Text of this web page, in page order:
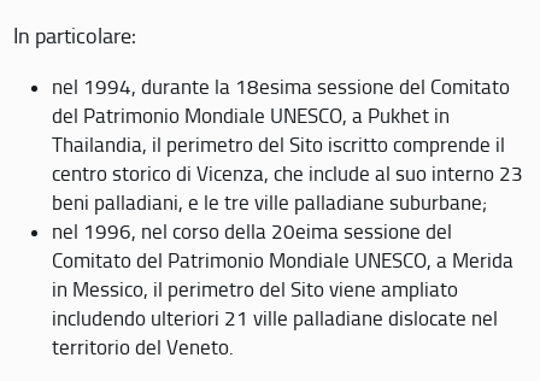
In particolare:
nel 1994, durante la 18esima sessione del Comitato
del Patrimonio Mondiale UNESCO, a Pukhet in
Thailandia, il perimetro del Sito iscritto comprende il
centro storico di Vicenza, che include al suo interno 23
beni palladiani, e le tre ville palladiane suburbane;
nel 1996, nel corso della 20eima sessione del
Comitato del Patrimonio Mondiale UNESCO, a Merida
in Messico, il perimetro del Sito viene ampliato
includendo ulteriori 21 ville palladiane dislocate nel
territorio del Veneto.